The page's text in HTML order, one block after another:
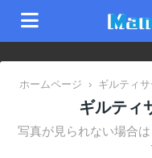
ホームページ › ギルティ
ギルティ
写真が見られない場合